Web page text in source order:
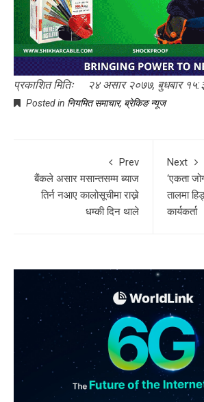
प्रकाशित मितिः २४ असार २०७७, बुधबार
Posted in नियमित समाचार, ब्रेकिङ न्यूज
Prev
बैंकले असार मसान्तसम्म ब्याज
तिर्न नआए कालोसूचीमा राख्ने
धम्की दिन थाले
Next
‘एकता
तालमा
कार्यकर्ता